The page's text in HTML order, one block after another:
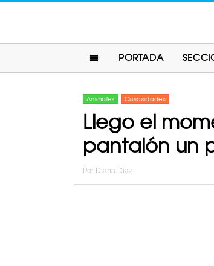
PORTADA
Animales Curiosidades
Llego el
pantalón un
Por Diana Diaz